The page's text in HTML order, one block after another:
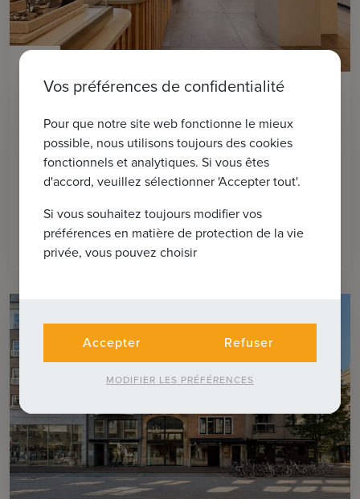
KNOKKE-HEIST
Local commercial avec appartement
situé à proximité de la place
Driehoeksplein, de la place
Lichttorenplein et de la mer
€ 1.250.000 216m
Vos préférences de confidentialité
Pour que notre site web fonctionne le mieux
possible, nous utilisons toujours des cookies
fonctionnels et analytiques. Si vous êtes
d'accord, veuillez sélectionner 'Accepter tout'.
Si vous souhaitez toujours modifier vos
préférences en matière de protection de la vie
privée, vous pouvez choisir
Accepter Refuser
MODIFIER LES PRÉFÉRENCES